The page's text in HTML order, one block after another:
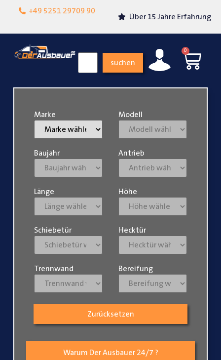
+49 5251 29709 90
Lokalgeschäft in
Über 15 Jahre Erfahrung
suchen
0
Warum Der Ausbauer 24/7 ?
Marke Modell
Baujahr Antrieb
Länge Höhe
Schiebetür Hecktür
Trennwand Bereifung
Zurücksetzen